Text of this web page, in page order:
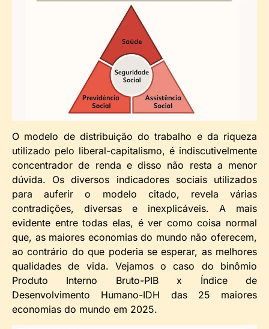
O modelo de distribuição do trabalho e da riqueza
utilizado pelo liberal-capitalismo, é indiscutivelmente
concentrador de renda e disso não resta a menor
dúvida. Os diversos indicadores sociais utilizados
para auferir o modelo citado, revela várias
contradições, diversas e inexplicáveis. A mais
evidente entre todas elas, é ver como coisa normal
que, as maiores economias do mundo não oferecem,
ao contrário do que poderia se esperar, as melhores
qualidades de vida. Vejamos o caso do binômio
Produto Interno Bruto-PIB x Índice de
Desenvolvimento Humano-IDH das 25 maiores
economias do mundo em 2025.